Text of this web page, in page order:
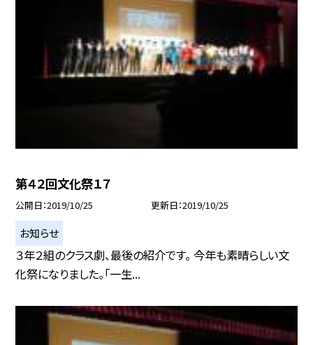
第４２回文化祭１７
公開日 2019/10/25 更新日 2019/10/25
お知らせ
３年２組のクラス劇、最後の紹介です。 今年も素晴らしい文
化祭になりました。「一生...